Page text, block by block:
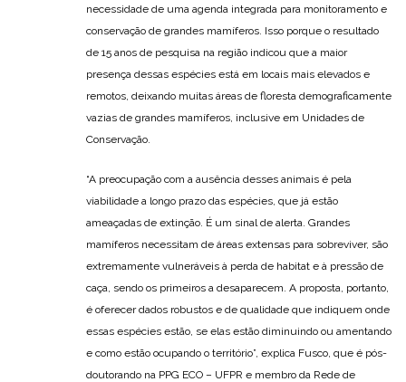
necessidade de uma agenda integrada para monitoramento e
conservação de grandes mamíferos. Isso porque o resultado
de 15 anos de pesquisa na região indicou que a maior
presença dessas espécies está em locais mais elevados e
remotos, deixando muitas áreas de floresta demograficamente
vazias de grandes mamíferos, inclusive em Unidades de
Conservação.
“A preocupação com a ausência desses animais é pela
viabilidade a longo prazo das espécies, que já estão
ameaçadas de extinção. É um sinal de alerta. Grandes
mamíferos necessitam de áreas extensas para sobreviver, são
extremamente vulneráveis à perda de habitat e à pressão de
caça, sendo os primeiros a desaparecem. A proposta, portanto,
é oferecer dados robustos e de qualidade que indiquem onde
essas espécies estão, se elas estão diminuindo ou amentando
e como estão ocupando o território”, explica Fusco, que é pós-
doutorando na PPG ECO – UFPR e membro da Rede de